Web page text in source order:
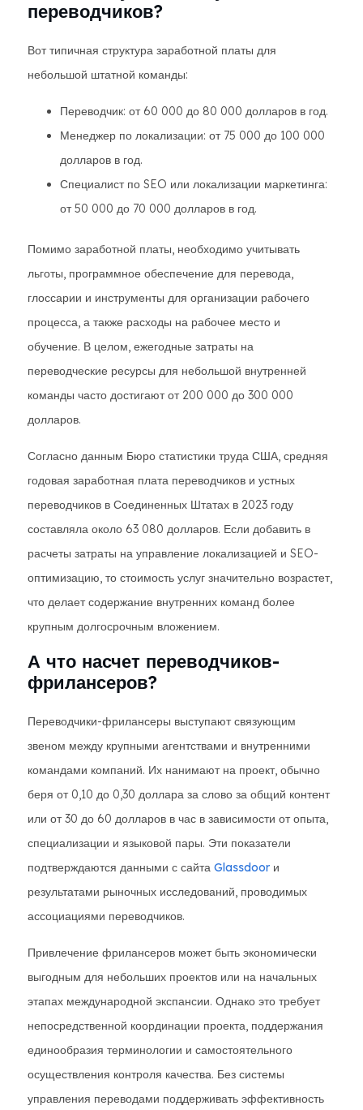
переводчиков?
Вот типичная структура заработной платы для
небольшой штатной команды:
Переводчик: от 60 000 до 80 000 долларов в год.
Менеджер по локализации: от 75 000 до 100 000
долларов в год.
Специалист по SEO или локализации маркетинга:
от 50 000 до 70 000 долларов в год.
Помимо заработной платы, необходимо учитывать
льготы, программное обеспечение для перевода,
глоссарии и инструменты для организации рабочего
процесса, а также расходы на рабочее место и
обучение. В целом, ежегодные затраты на
переводческие ресурсы для небольшой внутренней
команды часто достигают от 200 000 до 300 000
долларов.
Согласно данным Бюро статистики труда США, средняя
годовая заработная плата переводчиков и устных
переводчиков в Соединенных Штатах в 2023 году
составляла около 63 080 долларов. Если добавить в
расчеты затраты на управление локализацией и SEO-
оптимизацию, то стоимость услуг значительно возрастет,
что делает содержание внутренних команд более
крупным долгосрочным вложением.
А что насчет переводчиков-
фрилансеров?
Переводчики-фрилансеры выступают связующим
звеном между крупными агентствами и внутренними
командами компаний. Их нанимают на проект, обычно
беря от 0,10 до 0,30 доллара за слово за общий контент
или от 30 до 60 долларов в час в зависимости от опыта,
специализации и языковой пары. Эти показатели
подтверждаются данными с сайта Glassdoor и
результатами рыночных исследований, проводимых
ассоциациями переводчиков.
Привлечение фрилансеров может быть экономически
выгодным для небольших проектов или на начальных
этапах международной экспансии. Однако это требует
непосредственной координации проекта, поддержания
единообразия терминологии и самостоятельного
осуществления контроля качества. Без системы
управления переводами поддерживать эффективность